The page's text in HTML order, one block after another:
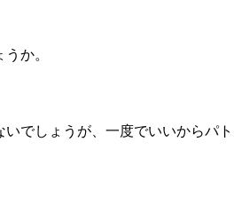
か。
でしょうが、一度でいいからパト